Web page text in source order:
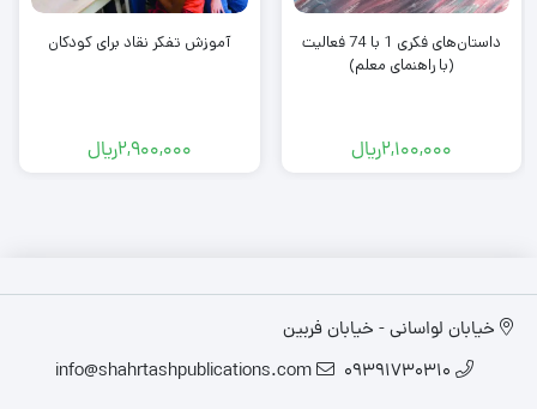
داستان‌های فکری 1 با 74 فعالیت
(با راهنمای معلم)
2,100,000ریال
آموزش تفکر نقاد برای کودکان
2,900,000ریال
خیابان لواسانی - خیابان فربین
09391730310
info@shahrtashpublications.com